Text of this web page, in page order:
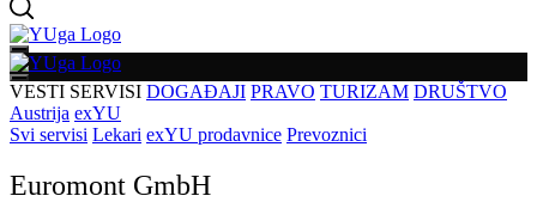
VESTI SERVISI DOGAĐAJI PRAVO TURIZAM DRUŠTVO
Austrija exYU
Svi servisi Lekari exYU prodavnice Prevoznici
Euromont GmbH